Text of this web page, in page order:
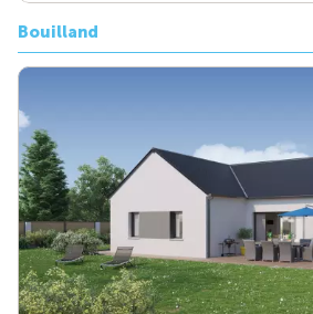
Bouilland